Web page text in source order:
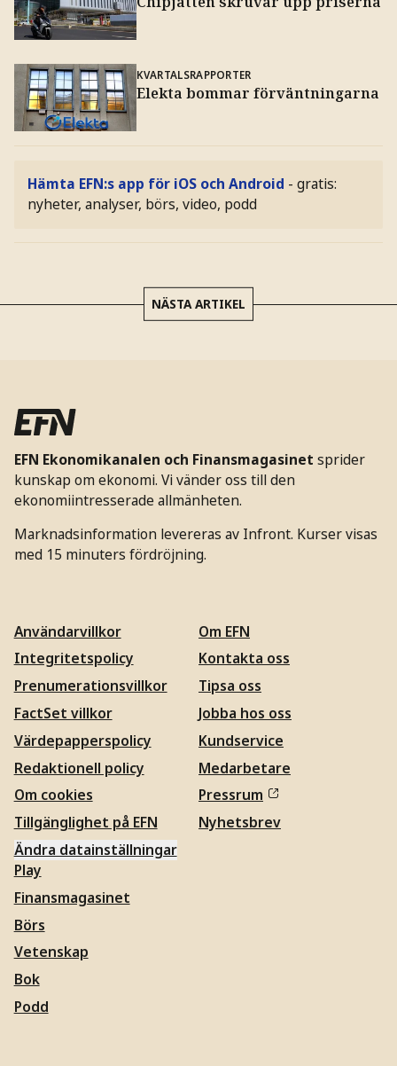
KVARTALSRAPPORTER
Elekta bommar förväntningarna
Hämta EFN:s app för iOS och Android - gratis:
nyheter, analyser, börs, video, podd
NÄSTA ARTIKEL
EFN Ekonomikanalen och Finansmagasinet sprider
kunskap om ekonomi. Vi vänder oss till den
ekonomiintresserade allmänheten.
Marknadsinformation levereras av Infront. Kurser visas
med 15 minuters fördröjning.
Användarvillkor
Integritetspolicy
Prenumerationsvillkor
FactSet villkor
Värdepapperspolicy
Redaktionell policy
Om cookies
Tillgänglighet på EFN
Ändra datainställningar
Om EFN
Kontakta oss
Tipsa oss
Jobba hos oss
Kundservice
Medarbetare
Pressrum
Nyhetsbrev
Play
Finansmagasinet
Börs
Vetenskap
Bok
Podd